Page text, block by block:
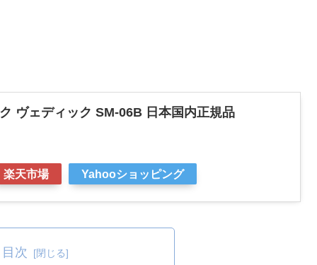
ヴェディック SM-06B 日本国内正規品
楽天市場 Yahooショッピング
目次